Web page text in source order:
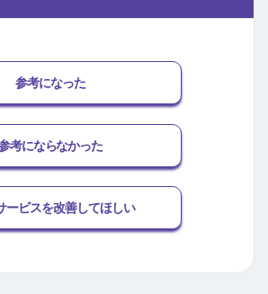
参考になった
考にならなかった
ービスを改善してほしい